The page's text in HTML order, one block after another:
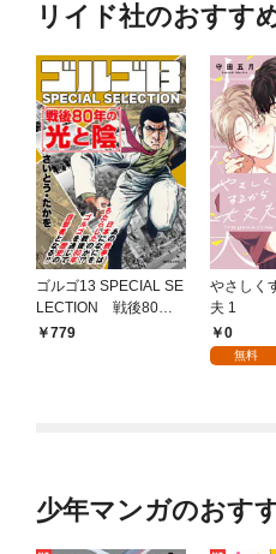
リイド社のおすす
ゴルゴ13 SPECIAL SE
LECTION 戦後80年
の光と陰
779
やさしく
夫 1
0
無料
少年マンガのおす